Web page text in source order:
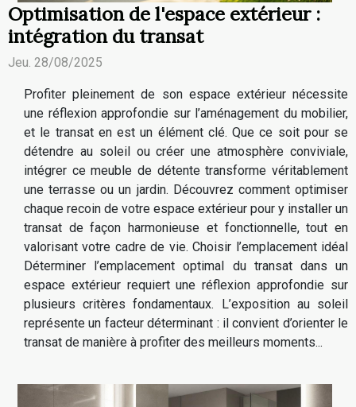
Optimisation de l'espace extérieur :
intégration du transat
Jeu. 28/08/2025
Profiter pleinement de son espace extérieur nécessite
une réflexion approfondie sur l’aménagement du mobilier,
et le transat en est un élément clé. Que ce soit pour se
détendre au soleil ou créer une atmosphère conviviale,
intégrer ce meuble de détente transforme véritablement
une terrasse ou un jardin. Découvrez comment optimiser
chaque recoin de votre espace extérieur pour y installer un
transat de façon harmonieuse et fonctionnelle, tout en
valorisant votre cadre de vie. Choisir l’emplacement idéal
Déterminer l’emplacement optimal du transat dans un
espace extérieur requiert une réflexion approfondie sur
plusieurs critères fondamentaux. L’exposition au soleil
représente un facteur déterminant : il convient d’orienter le
transat de manière à profiter des meilleurs moments...